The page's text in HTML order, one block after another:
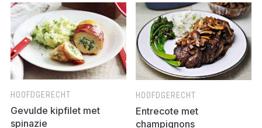
HOOFDGERECHT
Gevulde kipfilet met
spinazie
HOOFDGERECHT
Entrecote met
champignons